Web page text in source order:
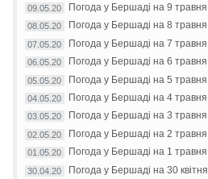
09.05.20 Погода у Бершаді на 9 травня
08.05.20 Погода у Бершаді на 8 травня
07.05.20 Погода у Бершаді на 7 травня
06.05.20 Погода у Бершаді на 6 травня
05.05.20 Погода у Бершаді на 5 травня
04.05.20 Погода у Бершаді на 4 травня
03.05.20 Погода у Бершаді на 3 травня
02.05.20 Погода у Бершаді на 2 травня
01.05.20 Погода у Бершаді на 1 травня
30.04.20 Погода у Бершаді на 30 квітня